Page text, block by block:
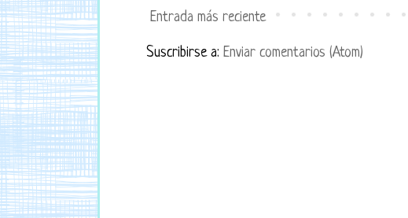
Entrada más reciente
Suscribirse a: Enviar comentarios (Atom)